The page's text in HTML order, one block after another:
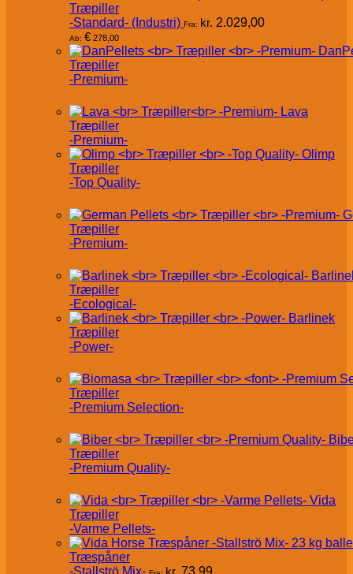
Træpiller
-Standard- (Industri) Fra: kr. 2.029,00
Ab: € 278,00
Træpiller
-Premium-
Lava
Træpiller
-Premium-
Olimp
Træpiller
-Top Quality-
Træpiller
-Premium-
Træpiller
-Ecological-
Barlinek
Træpiller
-Power-
Træpiller
-Premium Selection-
Træpiller
-Premium Quality-
Vida
Træpiller
-Varme Pellets-
Træspåner
-Stallströ Mix-
kr. 73,99